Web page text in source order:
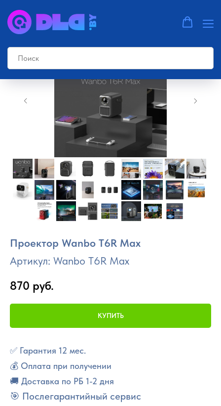
Проектор Wanbo T6R Max
Артикул: Wanbo T6R Max
870 руб.
КУПИТЬ
✅ Гарантия 12 мес.
💰 Оплата при получении
🚚 Доставка по РБ 1-2 дня
🎯 Послегарантийный сервис